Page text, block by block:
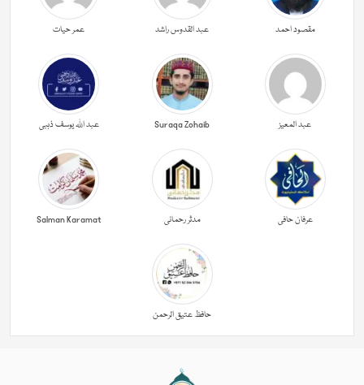
مقصود احمد عبد القدوس راشد عمر حیات
عبد المعیز Suraqa Zohaib عبد اللہ یوسف ذہبی
عرفان حافی مدثر رحمانی Salman Karamat
حافظ عتیق الرحمن